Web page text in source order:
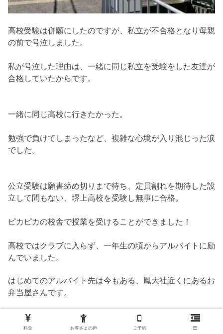
高校受験は併願にしたのですが、私立が不合格となり母親
の前で号泣しました。
私が号泣した理由は、一緒に同じ私立を受験をした友達が
合格していたからです。
一緒に同じ高校に行きたかった。
勉強で負けてしまったなど、複雑な心境が入り混じった涙
でした。
公立受験は願書締め切りまで待ち、定員割れを期待した設
立して間もない、堺上高校を受験し無事に合格。
ピカピカの校舎で授業を受けることができました！
高校ではクラブに入らず、一年生の頃からアルバイトに励
んでいました。
はじめてのアルバイト先は今もある、鳳大社近くにあるお
弁当屋さんです。
料金 お客さまの声 ご予約